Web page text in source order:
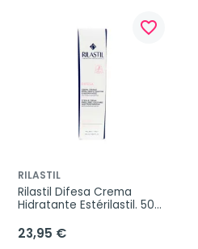
favorite_border
RILASTIL
Rilastil Difesa Crema
Hidratante Estérilastil. 50
23,95 €